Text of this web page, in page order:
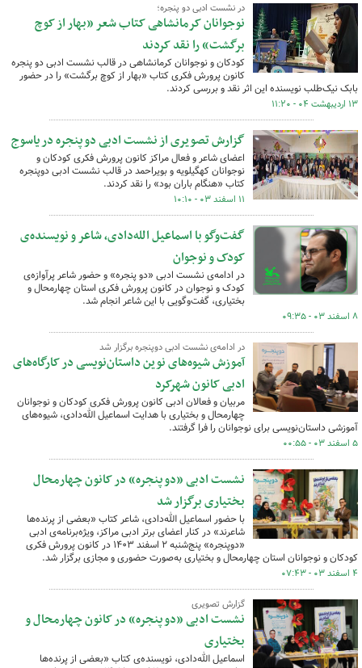
در نشست ادبی دو پنجره؛
نوجوانان کرمانشاهی کتاب شعر «بهار از کوچ
برگشت» را نقد کردند
کودکان و نوجوانان کرمانشاهی در قالب نشست ادبی دو پنجره
کانون پرورش فکری کتاب «بهار از کوچ برگشت» را در حضور
بابک نیک‌طلب نویسنده این اثر نقد و بررسی کردند.
۱۳ اردیبهشت ۰۴ - ۱۱:۲۰
گزارش تصویری از نشست ادبی دو پنجره در یاسوج
اعضای شاعر و فعال مراکز کانون پرورش فکری کودکان و
نوجوانان کهگیلویه و بویراحمد در قالب نشست ادبی دوپنجره
کتاب «هنگام باران بود» را نقد کردند.
۱۱ اسفند ۰۳ - ۱۰:۱۰
گفت‌وگو با اسماعیل الله‌دادی، شاعر و نویسنده‌ی
کودک و نوجوان
در ادامه‌ی نشست ادبی «دو پنجره» و حضور شاعر پرآوازه‌ی
کودک و نوجوان در کانون پرورش فکری استان چهارمحال و
بختیاری، گفت‌وگویی با این شاعر انجام شد.
۸ اسفند ۰۳ - ۰۹:۳۵
در ادامه‌ی نشست ادبی دوپنجره برگزار شد
آموزش شیوه‌های نوین داستان‌نویسی در کارگاه‌های
ادبی کانون شهرکرد
مربیان و فعالان ادبی کانون پرورش فکری کودکان و نوجوانان
چهارمحال و بختیاری با هدایت اسماعیل الله‌دادی، شیوه‌های
آموزشی داستان‌نویسی برای نوجوانان را فرا گرفتند.
۵ اسفند ۰۳ - ۰۰:۵۵
نشست ادبی «دو پنجره» در کانون چهارمحال
بختیاری برگزار شد
با حضور اسماعیل الله‌دادی، شاعر کتاب «بعضی از پرنده‌ها
شاعرند» در کنار اعضای برتر ادبی مراکز، ویژه‌برنامه‌ی ادبی
«دوپنجره» پنج‌شنبه ۲ اسفند ۱۴۰۳ در کانون پرورش فکری
کودکان و نوجوانان استان چهارمحال و بختیاری به‌صورت حضوری و مجازی برگزار شد.
۴ اسفند ۰۳ - ۰۷:۴۳
گزارش تصویری
نشست ادبی «دو پنجره» در کانون چهارمحال و
بختیاری
اسماعیل الله‌دادی، نویسنده‌ی کتاب «بعضی از پرنده‌ها